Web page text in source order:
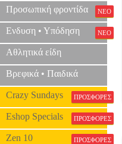
Προσωπική φροντίδα ΝΕΟ
Ενδυση • Υπόδηση ΝΕΟ
Αθλητικά είδη
Βρεφικά • Παιδικά
Crazy Sundays ΠΡΟΣΦΟΡΕΣ
Eshop Specials ΠΡΟΣΦΟΡΕΣ
Zen 10 ΠΡΟΣΦΟΡΕΣ